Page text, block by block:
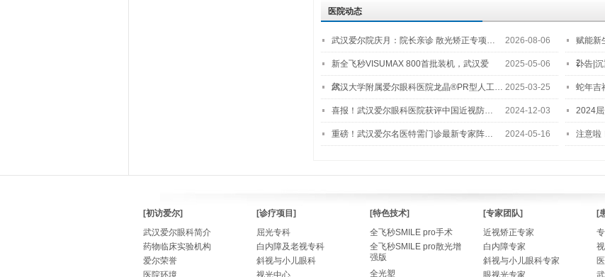
医院动态
武汉爱尔院庆月：院长亲诊 散光矫正专项… 2026-08-06 赋能新
2…
新全飞秒VISUMAX 800首批装机，武汉爱
尔…
2025-05-06 讣告|沉
武汉大学附属爱尔眼科医院龙晶®PR型人工… 2025-03-25 蛇年吉
喜报！武汉爱尔眼科医院获评中国近视防… 2024-12-03 2024
重磅！武汉爱尔名医特需门诊最新专家阵… 2024-05-16 注意啦
[初访爱尔]
武汉爱尔眼科简介
药物临床实验机构
爱尔荣誉
医院环境
[诊疗项目]
屈光专科
白内障及老视专科
斜视与小儿眼科
视光中心
[特色技术]
全飞秒SMILE pro手术
全飞秒SMILE pro散光增
强版
全光塑
[专家团队]
近视矫正专家
白内障专家
斜视与小儿眼科专家
眼视光专家
[